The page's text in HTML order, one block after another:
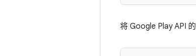
将 Google Play API 的